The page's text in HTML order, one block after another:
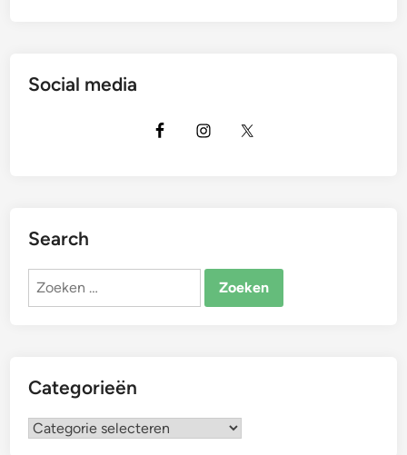
Social media
Search
Zoeken
Categorieën
Categorieën